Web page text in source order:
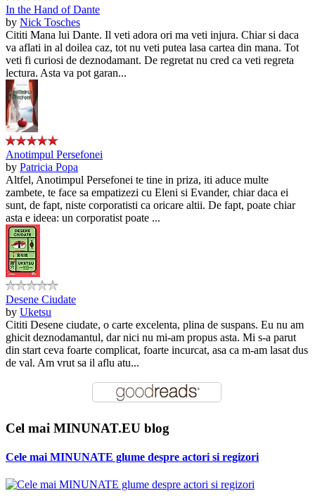
In the Hand of Dante
by Nick Tosches
Cititi Mana lui Dante. Il veti adora ori ma veti injura. Chiar si daca
va aflati in al doilea caz, tot nu veti putea lasa cartea din mana. Tot
veti fi curiosi de deznodamant. De regretat nu cred ca veti regreta
lectura. Asta va pot garan...
Anotimpul Persefonei
by Patricia Popa
Altfel, Anotimpul Persefonei te tine in priza, iti aduce multe
zambete, te face sa empatizezi cu Eleni si Evander, chiar daca ei
sunt, de fapt, niste corporatisti ca oricare altii. De fapt, poate chiar
asta e ideea: un corporatist poate ...
Desene Ciudate
by Uketsu
Cititi Desene ciudate, o carte excelenta, plina de suspans. Eu nu am
ghicit deznodamantul, dar nici nu mi-am propus asta. Mi s-a parut
din start ceva foarte complicat, foarte incurcat, asa ca m-am lasat dus
de val. Am vrut sa il aflu atu...
Cel mai MINUNAT.EU blog
Cele mai MINUNATE glume despre actori si regizori